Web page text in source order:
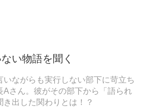
い物語を聞く
いながらも実行しない部下に苛立ち
Aさん。彼がその部下から「語られ
出した関わりとは！？